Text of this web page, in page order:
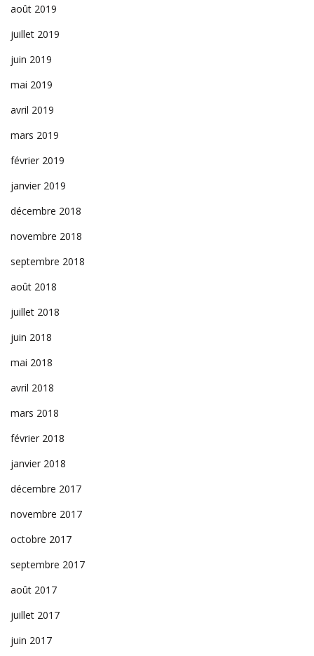
août 2019
juillet 2019
juin 2019
mai 2019
avril 2019
mars 2019
février 2019
janvier 2019
décembre 2018
novembre 2018
septembre 2018
août 2018
juillet 2018
juin 2018
mai 2018
avril 2018
mars 2018
février 2018
janvier 2018
décembre 2017
novembre 2017
octobre 2017
septembre 2017
août 2017
juillet 2017
juin 2017